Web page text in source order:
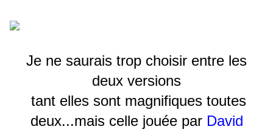
Je ne saurais trop choisir entre les
deux versions
tant elles sont magnifiques toutes
deux...mais celle jouée par David